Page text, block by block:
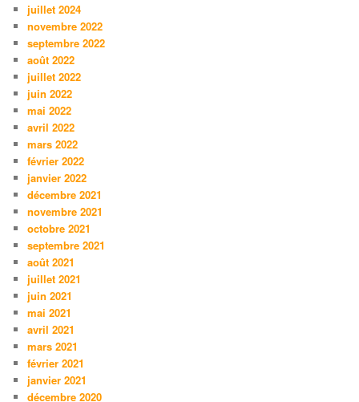
juillet 2024
novembre 2022
septembre 2022
août 2022
juillet 2022
juin 2022
mai 2022
avril 2022
mars 2022
février 2022
janvier 2022
décembre 2021
novembre 2021
octobre 2021
septembre 2021
août 2021
juillet 2021
juin 2021
mai 2021
avril 2021
mars 2021
février 2021
janvier 2021
décembre 2020